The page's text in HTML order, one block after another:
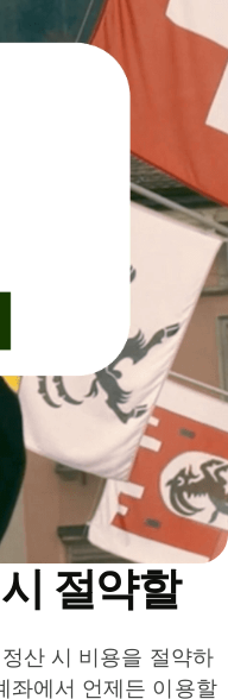
절약할
산 시 비용을 절약하
좌에서 언제든 이용할